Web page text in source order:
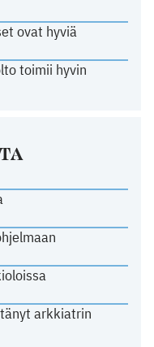
ovat hyviä
toimii hyvin
arkkiatrin